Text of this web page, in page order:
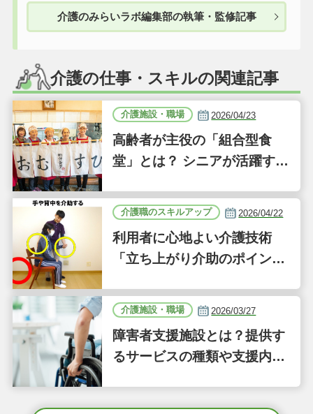
介護のみらいラボ編集部の執筆・監修記事
介護の仕事・スキルの関連記事
介護施設・職場 2026/04/23
高齢者が主役の「組合型食
堂」とは？ シニアが活躍する
D」に注目｜気になるあの介
護施設
介護職のスキルアップ 2026/04/22
利用者に心地よい介護技術
「立ち上がり介助のポイン
（41）
介護施設・職場 2026/03/27
障害者支援施設とは？提供す
るサービスの種類や支援内容